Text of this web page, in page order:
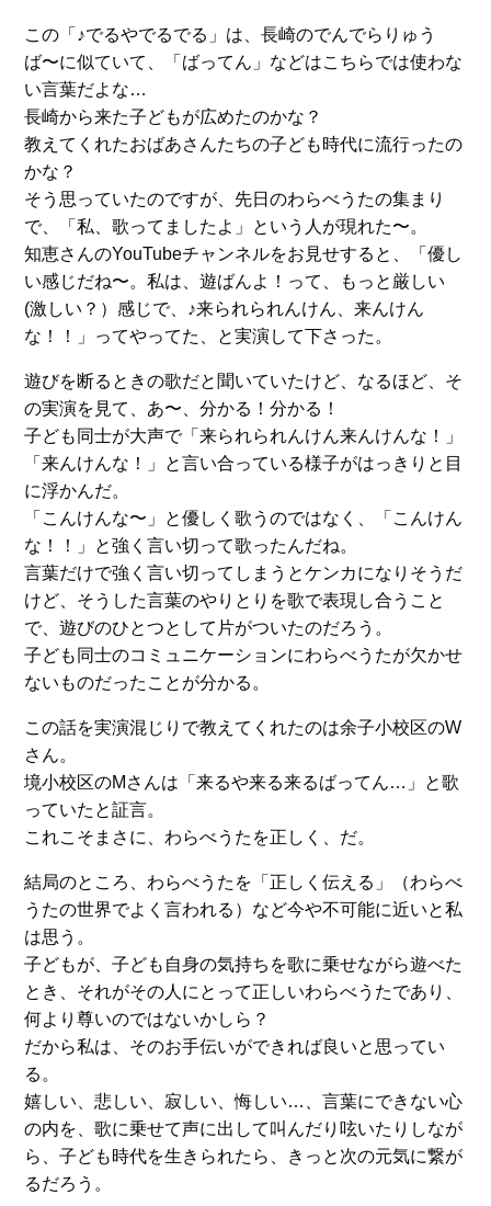
この「♪でるやでるでる」は、長崎のでんでらりゅう
ば〜に似ていて、「ばってん」などはこちらでは使わな
い言葉だよな…
長崎から来た子どもが広めたのかな？
教えてくれたおばあさんたちの子ども時代に流行ったの
かな？
そう思っていたのですが、先日のわらべうたの集まり
で、「私、歌ってましたよ」という人が現れた〜。
知恵さんのYouTubeチャンネルをお見せすると、「優し
い感じだね〜。私は、遊ばんよ！って、もっと厳しい
(激しい？）感じで、♪来られられんけん、来んけん
な！！」ってやってた、と実演して下さった。
遊びを断るときの歌だと聞いていたけど、なるほど、そ
の実演を見て、あ〜、分かる！分かる！
子ども同士が大声で「来られられんけん来んけんな！」
「来んけんな！」と言い合っている様子がはっきりと目
に浮かんだ。
「こんけんな〜」と優しく歌うのではなく、「こんけん
な！！」と強く言い切って歌ったんだね。
言葉だけで強く言い切ってしまうとケンカになりそうだ
けど、そうした言葉のやりとりを歌で表現し合うこと
で、遊びのひとつとして片がついたのだろう。
子ども同士のコミュニケーションにわらべうたが欠かせ
ないものだったことが分かる。
この話を実演混じりで教えてくれたのは余子小校区のW
さん。
境小校区のMさんは「来るや来る来るばってん…」と歌
っていたと証言。
これこそまさに、わらべうたを正しく、だ。
結局のところ、わらべうたを「正しく伝える」（わらべ
うたの世界でよく言われる）など今や不可能に近いと私
は思う。
子どもが、子ども自身の気持ちを歌に乗せながら遊べた
とき、それがその人にとって正しいわらべうたであり、
何より尊いのではないかしら？
だから私は、そのお手伝いができれば良いと思ってい
る。
嬉しい、悲しい、寂しい、悔しい…、言葉にできない心
の内を、歌に乗せて声に出して叫んだり呟いたりしなが
ら、子ども時代を生きられたら、きっと次の元気に繋が
るだろう。